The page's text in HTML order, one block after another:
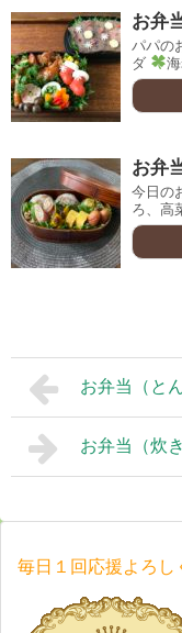
お弁
パパの
ダ
お弁
今日の
ろ、高
お弁当（と
お弁当（炊
毎日１回応援よろし